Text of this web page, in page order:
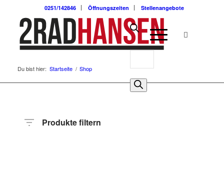
0251/142846 Öffnungszeiten Stellenangebote
Du bist hier: Startseite / Shop
Produkte filtern